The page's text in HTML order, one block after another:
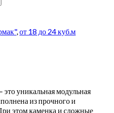
, от 18 до 24 куб.м
уникальная модульная
из прочного и
этом каменка и сложные